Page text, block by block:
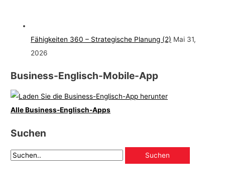
Fähigkeiten 360 – Strategische Planung (2) Mai 31,
2026
Business-Englisch-Mobile-App
Alle Business-Englisch-Apps
Suchen